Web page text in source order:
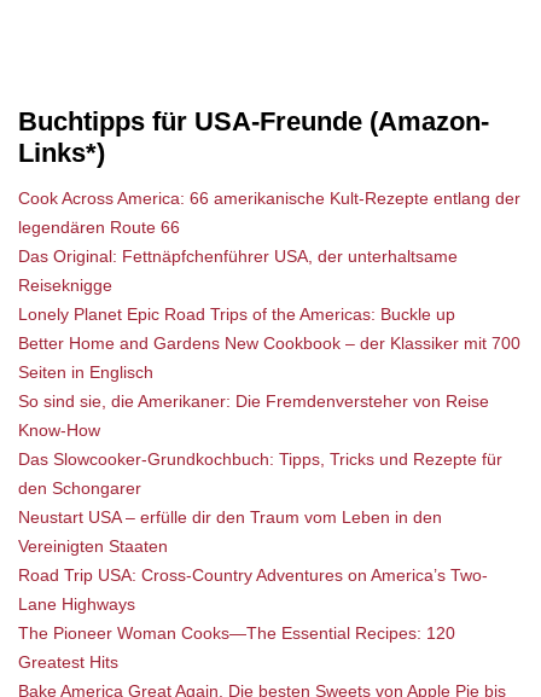
Buchtipps für USA-Freunde (Amazon-
Links*)
Cook Across America: 66 amerikanische Kult-Rezepte entlang der
legendären Route 66
Das Original: Fettnäpfchenführer USA, der unterhaltsame
Reiseknigge
Lonely Planet Epic Road Trips of the Americas: Buckle up
Better Home and Gardens New Cookbook – der Klassiker mit 700
Seiten in Englisch
So sind sie, die Amerikaner: Die Fremdenversteher von Reise
Know-How
Das Slowcooker-Grundkochbuch: Tipps, Tricks und Rezepte für
den Schongarer
Neustart USA – erfülle dir den Traum vom Leben in den
Vereinigten Staaten
Road Trip USA: Cross-Country Adventures on America’s Two-
Lane Highways
The Pioneer Woman Cooks―The Essential Recipes: 120
Greatest Hits
Bake America Great Again. Die besten Sweets von Apple Pie bis